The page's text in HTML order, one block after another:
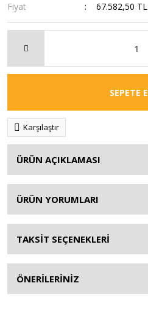
Fiyat
67.582,50
SEPETE
Karşılaştır
ÜRÜN AÇIKLAMASI
ÜRÜN YORUMLARI
TAKSİT SEÇENEKLERİ
ÖNERİLERİNİZ